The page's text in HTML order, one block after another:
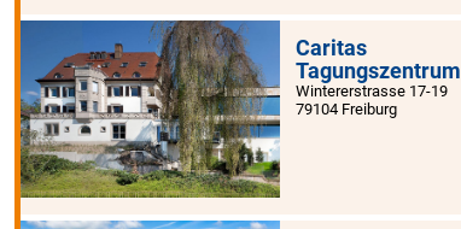
Caritas
Tagungszentrum
Wintererstrasse 17-19
79104 Freiburg